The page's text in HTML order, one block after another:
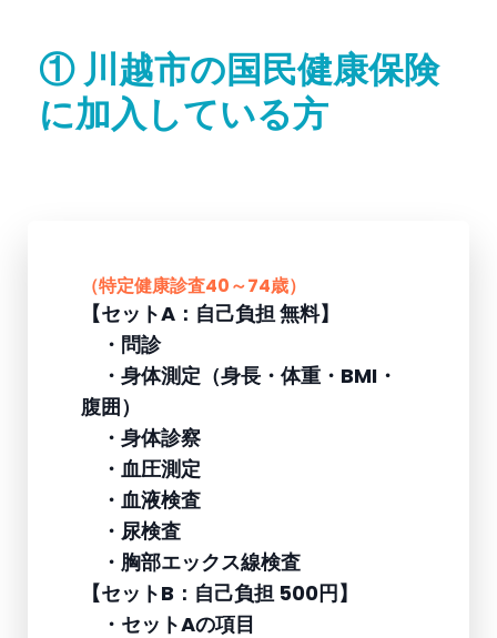
① 川越市の国民健康保険
に加入している方
（特定健康診査40～74歳）
【セットA：自己負担 無料】
・問診
・身体測定（身長・体重・BMI・
腹囲）
・身体診察
・血圧測定
・血液検査
・尿検査
・胸部エックス線検査
【セットB：自己負担 500円】
・セットAの項目